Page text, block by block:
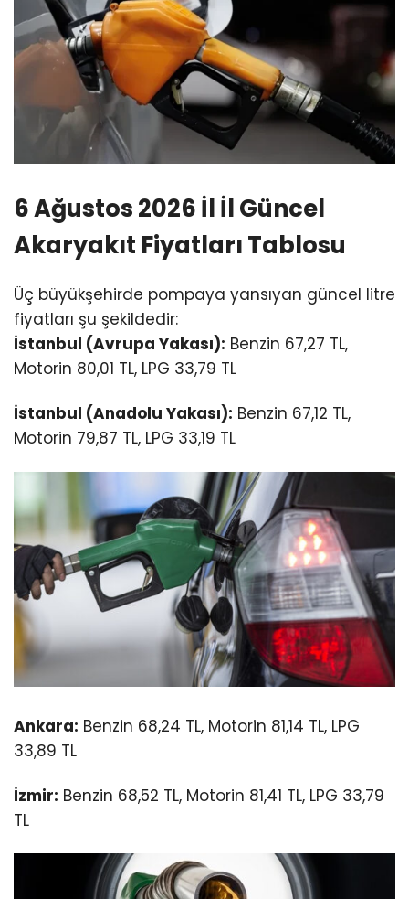
6 Ağustos 2026 İl İl Güncel
Akaryakıt Fiyatları Tablosu
Üç büyükşehirde pompaya yansıyan güncel litre
fiyatları şu şekildedir:
İstanbul (Avrupa Yakası): Benzin 67,27 TL,
Motorin 80,01 TL, LPG 33,79 TL
İstanbul (Anadolu Yakası): Benzin 67,12 TL,
Motorin 79,87 TL, LPG 33,19 TL
Ankara: Benzin 68,24 TL, Motorin 81,14 TL, LPG
33,89 TL
İzmir: Benzin 68,52 TL, Motorin 81,41 TL, LPG 33,79
TL